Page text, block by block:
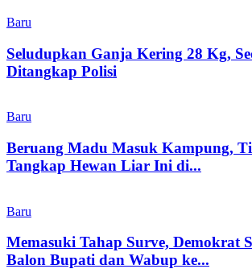
Baru
Seludupkan Ganja Kering 28 Kg,
Ditangkap Polisi
Baru
Beruang Madu Masuk Kampung,
Tangkap Hewan Liar Ini di...
Baru
Memasuki Tahap Surve, Demokrat
Balon Bupati dan Wabup ke...